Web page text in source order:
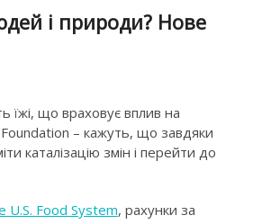
і природи? Нове
їжі, що враховує вплив на
Foundation – кажуть, що завдяки
каталізацію змін і перейти до
Food System, рахунки за